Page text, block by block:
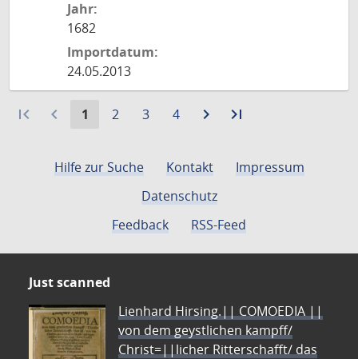
Jahr:
1682
Importdatum:
24.05.2013
first_page navigate_before
Aktuelle
1
Gehe
2
Gehe
3
Gehe
4 navigate_next
Zurlast_page
Hilfe zur Suche
Kontakt
Impressum
Datenschutz
Feedback
RSS-Feed
Just scanned
Lienhard Hirsing.|| COMOEDIA ||
von dem geystlichen kampff/
Christ=||licher Ritterschafft/ das